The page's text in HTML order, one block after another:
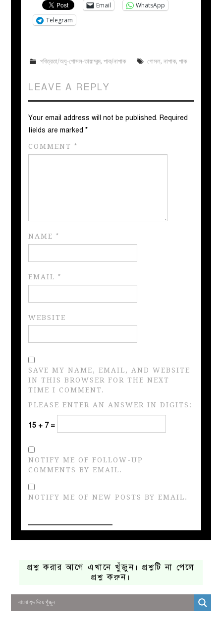
Email
WhatsApp
Telegram
পবিত্রতা/অযু-গোসল-তায়াম্মুম, পাক/নাপাক গোসল, নাপাক, পাক
LEAVE A REPLY
Your email address will not be published. Required
fields are marked*
COMMENT*
NAME*
EMAIL*
WEBSITE
SAVE MY NAME, EMAIL, AND WEBSITE
IN THIS BROWSER FOR THE NEXT
TIME I COMMENT.
PLEASE ENTER AN ANSWER IN DIGITS:
15 + 7 =
NOTIFY ME OF FOLLOW-UP
COMMENTS BY EMAIL.
NOTIFY ME OF NEW POSTS BY EMAIL.
প্রশ্ন করার আগে এখানে খুঁজুন। প্রশ্নটি না পেলে
প্রশ্ন করুন।